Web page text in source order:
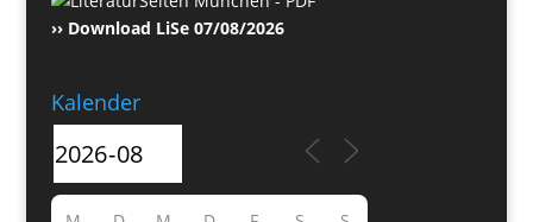
›› Download LiSe 07/08/2026
Kalender